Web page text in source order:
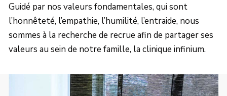
Guidé par nos valeurs fondamentales, qui sont
l’honnêteté, l’empathie, l’humilité, l’entraide, nous
sommes à la recherche de recrue afin de partager ses
valeurs au sein de notre famille, la clinique infinium.